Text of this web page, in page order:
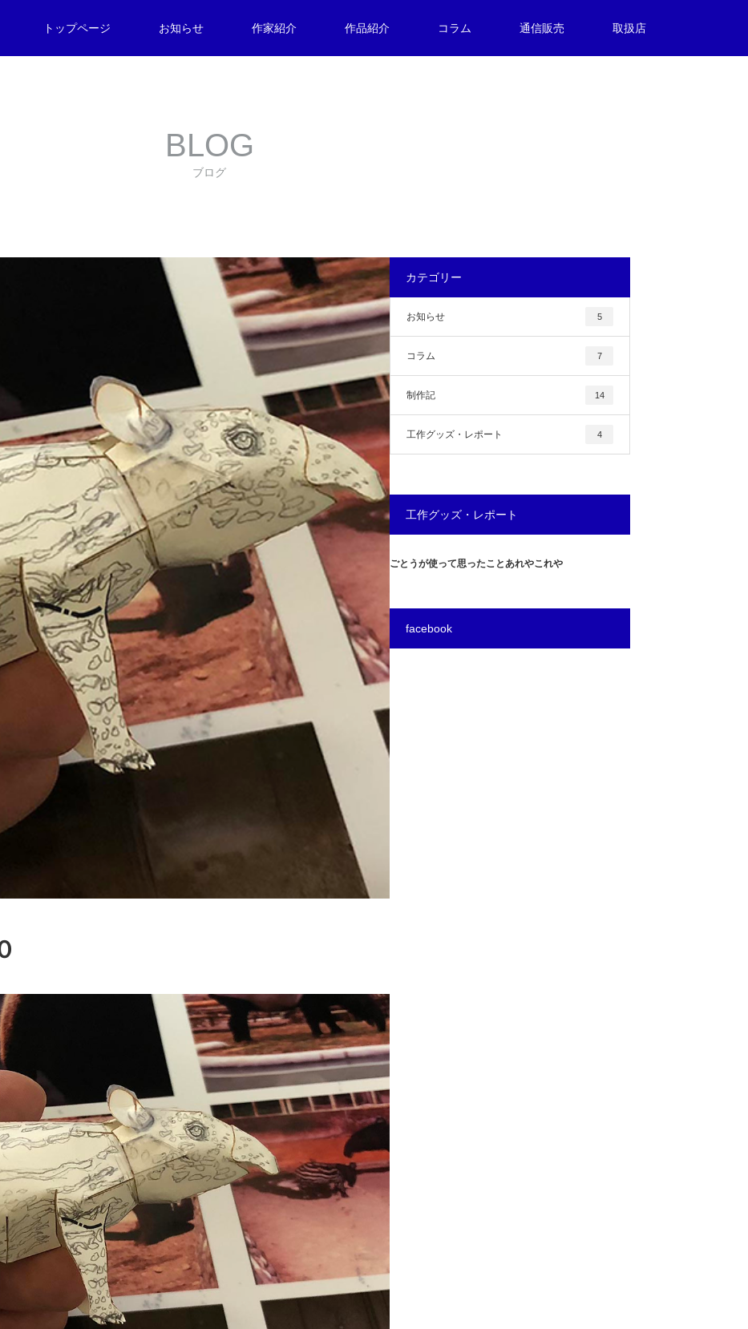
トップページ お知らせ 作家紹介 作品紹介 コラム 通信販売 取扱店
BLOG
ブログ
カテゴリー
お知らせ 5
コラム 7
制作記 14
工作グッズ・レポート 4
工作グッズ・レポート
ごとうが使って思ったことあれやこれや
facebook